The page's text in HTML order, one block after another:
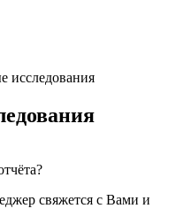
исследования
свяжется с Вами и